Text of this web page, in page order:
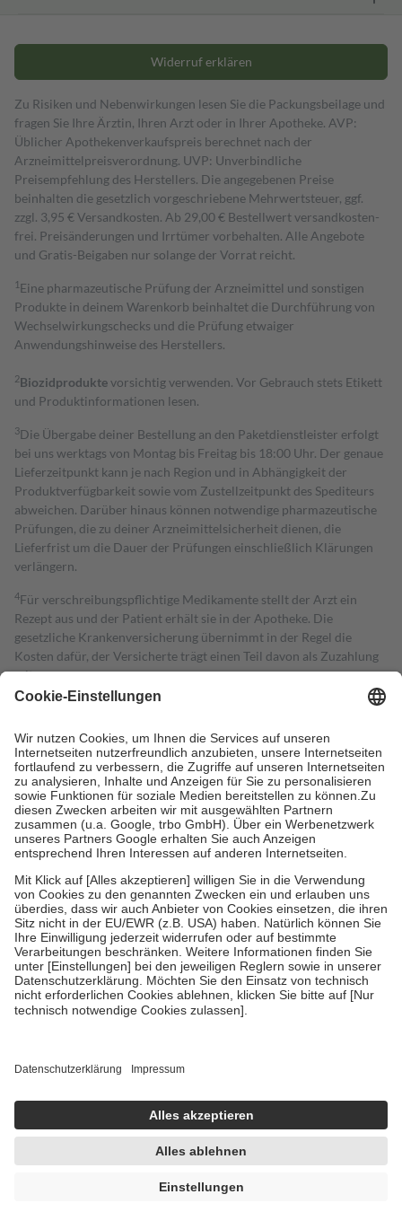
Widerruf erklären
Zu Risiken und Nebenwirkungen lesen Sie die Packungsbeilage und
fragen Sie Ihre Ärztin, Ihren Arzt oder in Ihrer Apotheke. AVP:
Üblicher Apothekenverkaufspreis berechnet nach der
Arzneimittelpreisverordnung. UVP: Unverbindliche
Preisempfehlung des Herstellers. Die angegebenen Preise
beinhalten die gesetzlich vorgeschriebene Mehrwertsteuer, ggf.
zzgl. 3,95 € Versandkosten. Ab 29,00 € Bestell­wert versand­kosten­
frei. Preisänderungen und Irrtümer vorbehalten. Alle Angebote
und Gratis-Beigaben nur solange der Vorrat reicht.
1 Eine pharmazeutische Prüfung der Arzneimittel und sonstigen
Produkte in deinem Warenkorb beinhaltet die Durchführung von
Wechselwirkungschecks und die Prüfung etwaiger
Anwendungshinweise des Herstellers.
2Biozidproduktevorsichtig verwenden. Vor Gebrauch stets Etikett
und Produktinformationen lesen.
3Die Übergabe deiner Bestellung an den Paketdienstleister erfolgt
bei uns werktags von Montag bis Freitag bis 18:00 Uhr. Der genaue
Lieferzeitpunkt kann je nach Region und in Abhängigkeit der
Produktverfügbarkeit sowie vom Zustellzeitpunkt des Spediteurs
abweichen. Darüber hinaus können notwendige pharmazeutische
Prüfungen, die zu deiner Arzneimittelsicherheit dienen, die
Lieferfrist um die Dauer der Prüfungen einschließlich Klärungen
verlängern.
4Für verschreibungspflichtige Medikamente stellt der Arzt ein
Rezept aus und der Patient erhält sie in der Apotheke. Die
gesetzliche Krankenversicherung übernimmt in der Regel die
Kosten dafür, der Versicherte trägt einen Teil davon als Zuzahlung
mit.
Grundsätzlich leisten Mitglieder Zuzahlungen in Höhe von zehn
höchstens zehn Euro.
Es sind jedoch nie mehr als die tatsächlichen
Kosten der Leistung zu entrichten.
Diese Regeln gelten grundsätzlich auch für Online-Apotheken.
Bei Heilmitteln und häuslicher Krankenpflege beträgt die
Zuzahlung zehn Prozent der Kosten sowie zehn Euro je
Verordnung.
Um das Engagement der Versicherten für ihre eigene Gesundheit zu
stärken und die besondere Stellung der Familie zu unterstützen,
fallenkeine Zuzahlungenan bei:
• Kindern und Jugendlichen bis zum vollendeten 18. Lebensjahr
mit Ausnahme der Fahrkosten
• Untersuchungen zur Vorsorge und Früherkennung, die von der
GKV getragen werden
• empfohlenen Schutzimpfungen
• Harn- und Blutteststreifen
getroffen, um sicherzustellen, dass es sich um echte Bewertungen
https://help.etrusted.com/hc/de/articles/4419944605341
Einige Bilder und Inhalte wurden unter Zuhilfenahme künstlicher